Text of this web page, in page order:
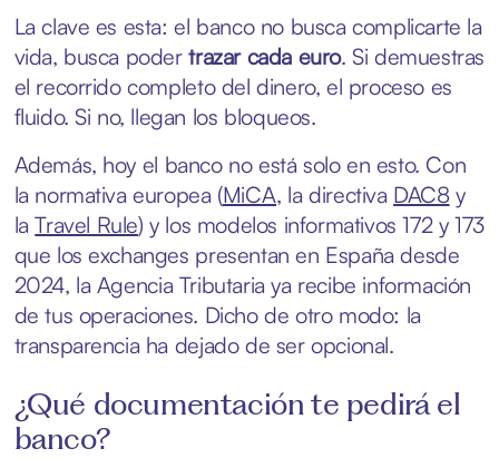
La clave es esta: el banco no busca complicarte la
vida, busca podertrazar cada euro. Si demuestras
el recorrido completo del dinero, el proceso es
fluido. Si no, llegan los bloqueos.
Además, hoy el banco no está solo en esto. Con
la normativa europea (MiCA, la directiva DAC8y
laTravel Rule) y los modelos informativos 172 y 173
que los exchanges presentan en España desde
2024, la Agencia Tributaria ya recibe información
de tus operaciones. Dicho de otro modo: la
transparencia ha dejado de ser opcional.
¿Qué documentación te pedirá el
banco?